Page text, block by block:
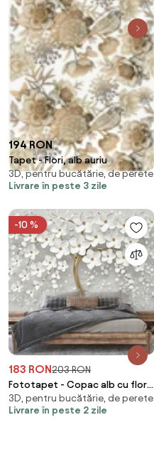
194 RON
Tapet - Flori, alb auriu
3D, pentru bucătărie, de perete
Livrare în peste 3 zile
-10 %
183 RON203 RON
Fototapet - Copac alb cu flori
(147x102 cm)
3D, pentru bucătărie, de perete
Livrare în peste 2 zile